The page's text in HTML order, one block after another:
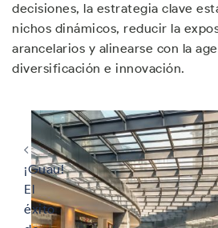
decisiones, la estrategia clave
nichos dinámicos, reducir la
arancelarios y alinearse con la
diversificación e innovación.
Navegación
de
entradas
¡Guau!
El
éxito